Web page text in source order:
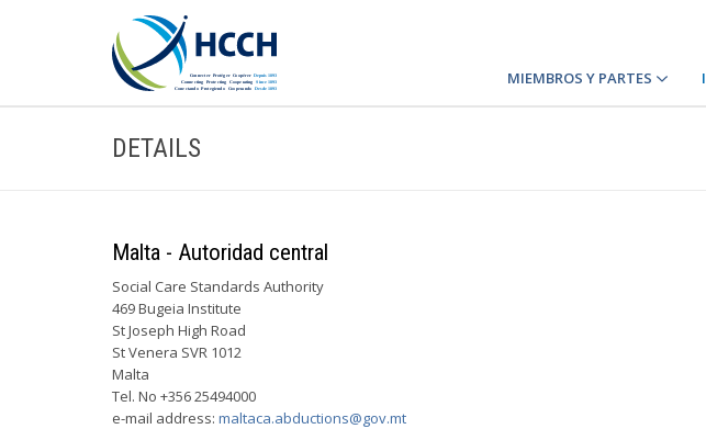
MIEMBROS Y PARTES
DETAILS
Malta - Autoridad central
Social Care Standards Authority
469 Bugeia Institute
St Joseph High Road
St Venera SVR 1012
Malta
Tel. No +356 25494000
e-mail address: maltaca.abductions@gov.mt